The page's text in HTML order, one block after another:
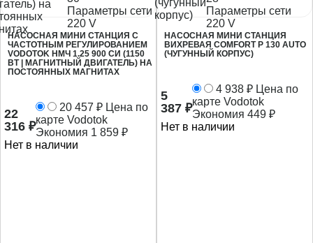
Параметры сети
220 V
НАСОСНАЯ МИНИ СТАНЦИЯ С
ЧАСТОТНЫМ РЕГУЛИРОВАНИЕМ
VODOTOK НМЧ 1.25 900 СИ (1150
ВТ | МАГНИТНЫЙ ДВИГАТЕЛЬ) НА
ПОСТОЯННЫХ МАГНИТАХ
22
316 ₽
20 457 ₽ Цена по
карте Vodotok
Экономия 1 859 ₽
Нет в наличии
Параметры сети
220 V
НАСОСНАЯ МИНИ СТАНЦИЯ
ВИХРЕВАЯ COMFORT Р 130 AUTO
(ЧУГУННЫЙ КОРПУС)
5
387 ₽
4 938 ₽ Цена по
карте Vodotok
Экономия 449 ₽
Нет в наличии